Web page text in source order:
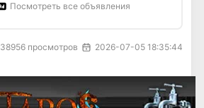
Посмотреть все объявления
38956 просмотров 2026-07-05 18:35:44